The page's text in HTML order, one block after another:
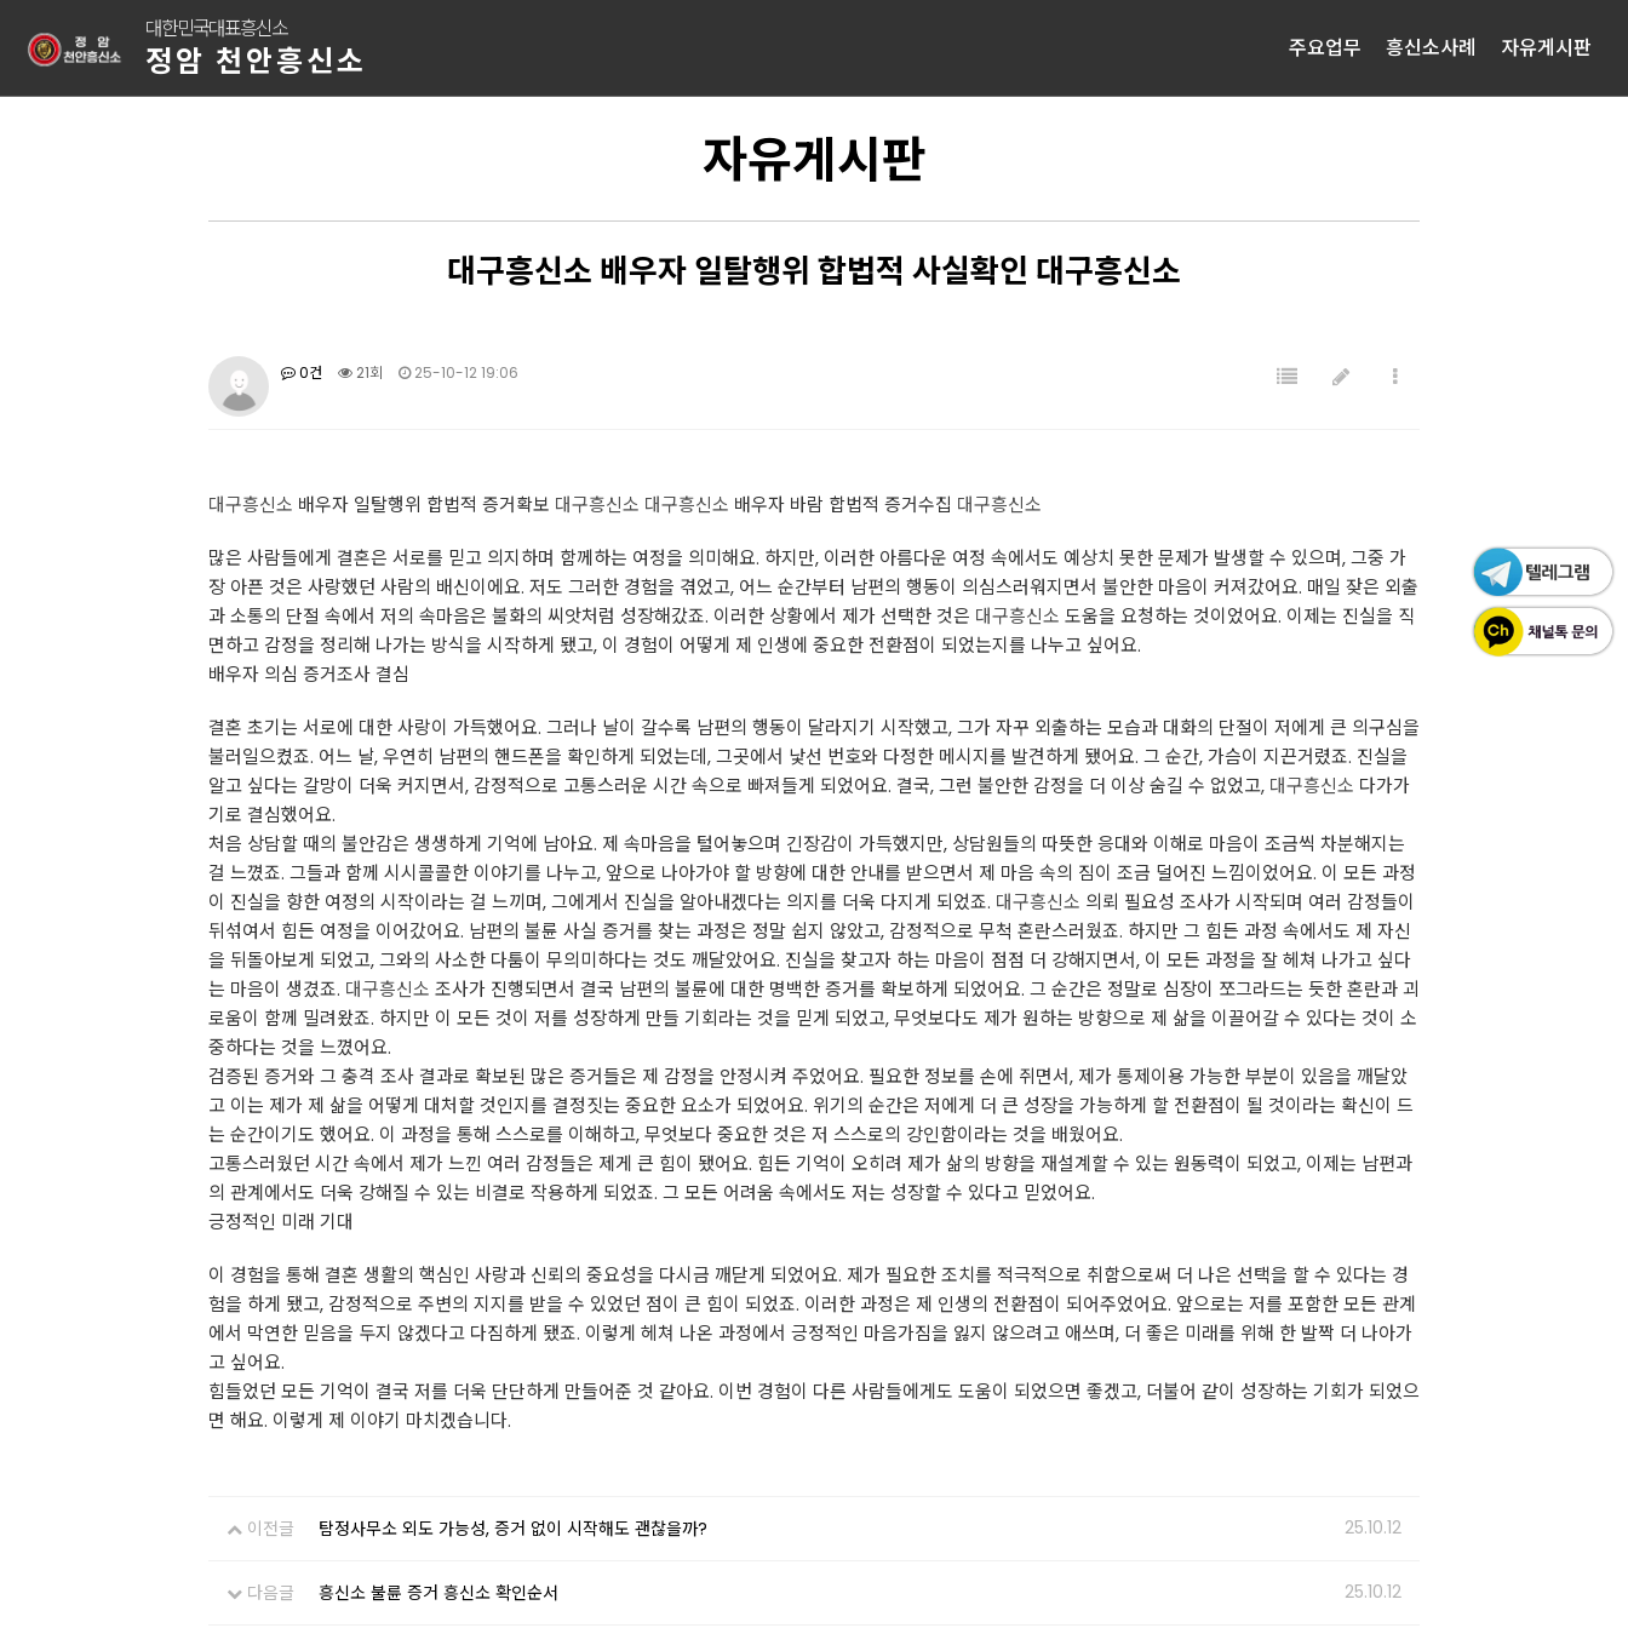
대한민국대표흥신소
정암 천안흥신소 주요업무 흥신소사례 자유게시판
자유게시판
대구흥신소 배우자 일탈행위 합법적 사실확인 대구흥신소
0건 21회 25-10-12 19:06
대구흥신소 배우자 일탈행위 합법적 증거확보 대구흥신소 대구흥신소 배우자 바람 합법적 증거수집 대구흥신소
많은 사람들에게 결혼은 서로를 믿고 의지하며 함께하는 여정을 의미해요. 하지만, 이러한 아름다운 여정 속에서도 예상치 못한 문제가 발생할 수 있으며, 그중 가
장 아픈 것은 사랑했던 사람의 배신이에요. 저도 그러한 경험을 겪었고, 어느 순간부터 남편의 행동이 의심스러워지면서 불안한 마음이 커져갔어요. 매일 잦은 외출
과 소통의 단절 속에서 저의 속마음은 불화의 씨앗처럼 성장해갔죠. 이러한 상황에서 제가 선택한 것은 대구흥신소 도움을 요청하는 것이었어요. 이제는 진실을 직
면하고 감정을 정리해 나가는 방식을 시작하게 됐고, 이 경험이 어떻게 제 인생에 중요한 전환점이 되었는지를 나누고 싶어요.
배우자 의심 증거조사 결심
결혼 초기는 서로에 대한 사랑이 가득했어요. 그러나 날이 갈수록 남편의 행동이 달라지기 시작했고, 그가 자꾸 외출하는 모습과 대화의 단절이 저에게 큰 의구심을
불러일으켰죠. 어느 날, 우연히 남편의 핸드폰을 확인하게 되었는데, 그곳에서 낯선 번호와 다정한 메시지를 발견하게 됐어요. 그 순간, 가슴이 지끈거렸죠. 진실을
알고 싶다는 갈망이 더욱 커지면서, 감정적으로 고통스러운 시간 속으로 빠져들게 되었어요. 결국, 그런 불안한 감정을 더 이상 숨길 수 없었고, 대구흥신소 다가가
기로 결심했어요.
처음 상담할 때의 불안감은 생생하게 기억에 남아요. 제 속마음을 털어놓으며 긴장감이 가득했지만, 상담원들의 따뜻한 응대와 이해로 마음이 조금씩 차분해지는
걸 느꼈죠. 그들과 함께 시시콜콜한 이야기를 나누고, 앞으로 나아가야 할 방향에 대한 안내를 받으면서 제 마음 속의 짐이 조금 덜어진 느낌이었어요. 이 모든 과정
이 진실을 향한 여정의 시작이라는 걸 느끼며, 그에게서 진실을 알아내겠다는 의지를 더욱 다지게 되었죠. 대구흥신소 의뢰 필요성 조사가 시작되며 여러 감정들이
뒤섞여서 힘든 여정을 이어갔어요. 남편의 불륜 사실 증거를 찾는 과정은 정말 쉽지 않았고, 감정적으로 무척 혼란스러웠죠. 하지만 그 힘든 과정 속에서도 제 자신
을 뒤돌아보게 되었고, 그와의 사소한 다툼이 무의미하다는 것도 깨달았어요. 진실을 찾고자 하는 마음이 점점 더 강해지면서, 이 모든 과정을 잘 헤쳐 나가고 싶다
는 마음이 생겼죠. 대구흥신소 조사가 진행되면서 결국 남편의 불륜에 대한 명백한 증거를 확보하게 되었어요. 그 순간은 정말로 심장이 쪼그라드는 듯한 혼란과 괴
로움이 함께 밀려왔죠. 하지만 이 모든 것이 저를 성장하게 만들 기회라는 것을 믿게 되었고, 무엇보다도 제가 원하는 방향으로 제 삶을 이끌어갈 수 있다는 것이 소
중하다는 것을 느꼈어요.
검증된 증거와 그 충격 조사 결과로 확보된 많은 증거들은 제 감정을 안정시켜 주었어요. 필요한 정보를 손에 쥐면서, 제가 통제이용 가능한 부분이 있음을 깨달았
고 이는 제가 제 삶을 어떻게 대처할 것인지를 결정짓는 중요한 요소가 되었어요. 위기의 순간은 저에게 더 큰 성장을 가능하게 할 전환점이 될 것이라는 확신이 드
는 순간이기도 했어요. 이 과정을 통해 스스로를 이해하고, 무엇보다 중요한 것은 저 스스로의 강인함이라는 것을 배웠어요.
고통스러웠던 시간 속에서 제가 느낀 여러 감정들은 제게 큰 힘이 됐어요. 힘든 기억이 오히려 제가 삶의 방향을 재설계할 수 있는 원동력이 되었고, 이제는 남편과
의 관계에서도 더욱 강해질 수 있는 비결로 작용하게 되었죠. 그 모든 어려움 속에서도 저는 성장할 수 있다고 믿었어요.
긍정적인 미래 기대
이 경험을 통해 결혼 생활의 핵심인 사랑과 신뢰의 중요성을 다시금 깨닫게 되었어요. 제가 필요한 조치를 적극적으로 취함으로써 더 나은 선택을 할 수 있다는 경
험을 하게 됐고, 감정적으로 주변의 지지를 받을 수 있었던 점이 큰 힘이 되었죠. 이러한 과정은 제 인생의 전환점이 되어주었어요. 앞으로는 저를 포함한 모든 관계
에서 막연한 믿음을 두지 않겠다고 다짐하게 됐죠. 이렇게 헤쳐 나온 과정에서 긍정적인 마음가짐을 잃지 않으려고 애쓰며, 더 좋은 미래를 위해 한 발짝 더 나아가
고 싶어요.
힘들었던 모든 기억이 결국 저를 더욱 단단하게 만들어준 것 같아요. 이번 경험이 다른 사람들에게도 도움이 되었으면 좋겠고, 더불어 같이 성장하는 기회가 되었으
면 해요. 이렇게 제 이야기 마치겠습니다.
이전글 탐정사무소 외도 가능성, 증거 없이 시작해도 괜찮을까? 25.10.12
다음글 흥신소 불륜 증거 흥신소 확인순서 25.10.12